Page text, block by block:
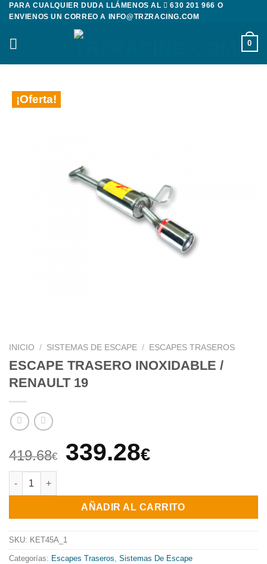
Saltar
contenido
PARA CUALQUIER DUDA LLÁMENOS AL 630 201 966 O
ENVIENOS UN CORREO A
INFO@TRZRACING.COM
0
¡Oferta!
INICIO / SISTEMAS DE ESCAPE / ESCAPES TRASEROS
ESCAPE TRASERO INOXIDABLE /
RENAULT 19
419.68€
El
original
era:
419.68€.
339.28€El
actual
es:
339.28€.
ESCAPE TRASERO INOXIDABLE / RENAULT 19 cantidad
AÑADIR AL CARRITO
SKU: KET45A_1
Categorías: Escapes Traseros, Sistemas De Escape